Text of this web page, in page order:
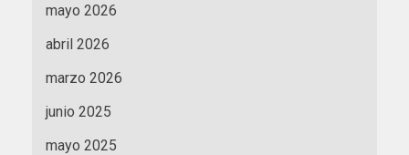
mayo 2026
abril 2026
marzo 2026
junio 2025
mayo 2025